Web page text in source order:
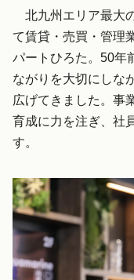
北九州エリア最大
て賃貸・売買・管理
パートひろた。50年
ながりを大切にしな
広げてきました。事
育成に力を注ぎ、社
す。